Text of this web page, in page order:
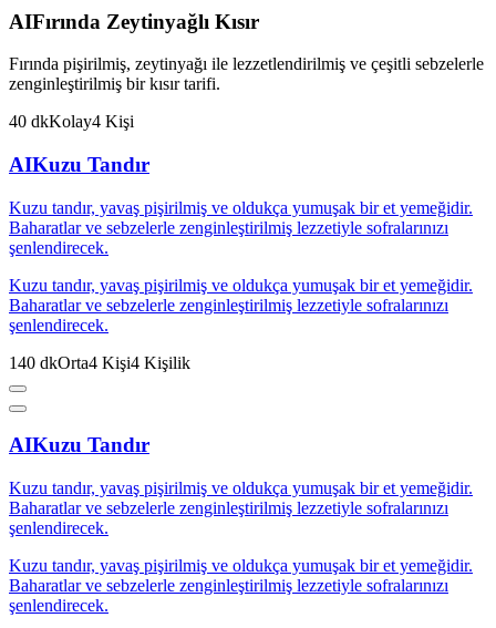
AIFırında Zeytinyağlı Kısır
Fırında pişirilmiş, zeytinyağı ile lezzetlendirilmiş ve çeşitli sebzelerle
zenginleştirilmiş bir kısır tarifi.
40 dkKolay4 Kişi
AIKuzu Tandır
Kuzu tandır, yavaş pişirilmiş ve oldukça yumuşak bir et yemeğidir.
Baharatlar ve sebzelerle zenginleştirilmiş lezzetiyle sofralarınızı
şenlendirecek.
Kuzu tandır, yavaş pişirilmiş ve oldukça yumuşak bir et yemeğidir.
Baharatlar ve sebzelerle zenginleştirilmiş lezzetiyle sofralarınızı
şenlendirecek.
140 dkOrta4 Kişi4 Kişilik
AIKuzu Tandır
Kuzu tandır, yavaş pişirilmiş ve oldukça yumuşak bir et yemeğidir.
Baharatlar ve sebzelerle zenginleştirilmiş lezzetiyle sofralarınızı
şenlendirecek.
Kuzu tandır, yavaş pişirilmiş ve oldukça yumuşak bir et yemeğidir.
Baharatlar ve sebzelerle zenginleştirilmiş lezzetiyle sofralarınızı
şenlendirecek.